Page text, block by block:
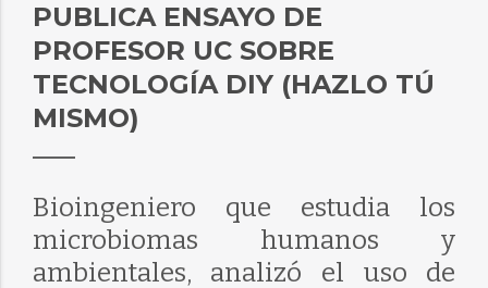
PUBLICA ENSAYO DE
PROFESOR UC SOBRE
TECNOLOGÍA DIY (HAZLO TÚ
MISMO)
Bioingeniero que estudia los
microbiomas humanos y
ambientales, analizó el uso de